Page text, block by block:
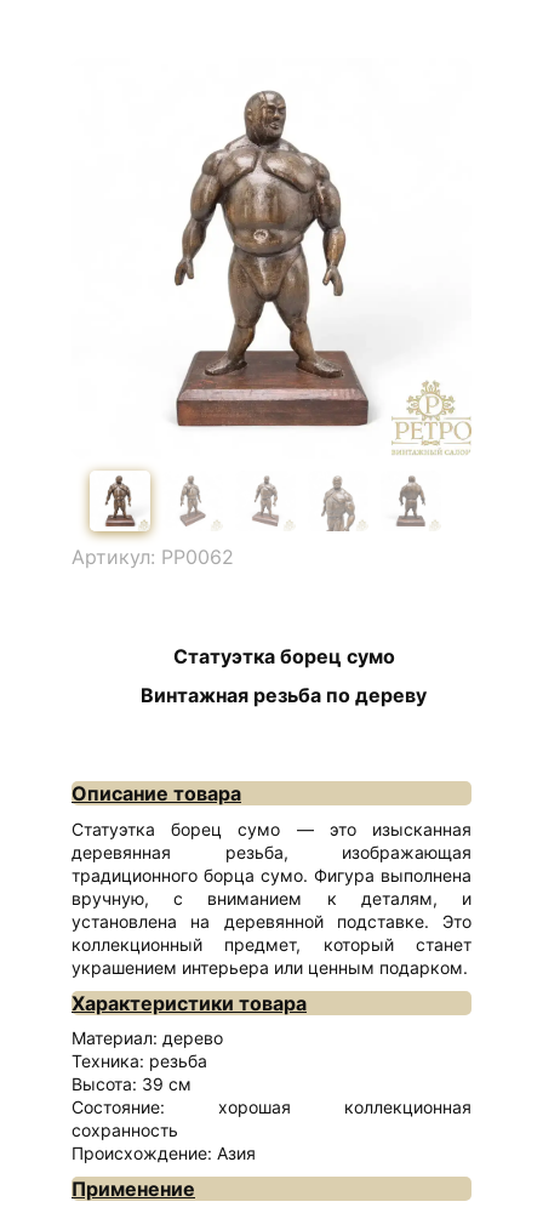
Статуэтка борец сумо
Винтажная резьба по дереву
Описание товара
Статуэтка борец сумо — это изысканная
деревянная резьба, изображающая
традиционного борца сумо. Фигура выполнена
вручную, с вниманием к деталям, и
установлена на деревянной подставке. Это
коллекционный предмет, который станет
украшением интерьера или ценным подарком.
Характеристики товара
Материал: дерево
Техника: резьба
Высота: 39 см
Состояние: хорошая коллекционная
сохранность
Происхождение: Азия
Применение
Артикул: РР0062